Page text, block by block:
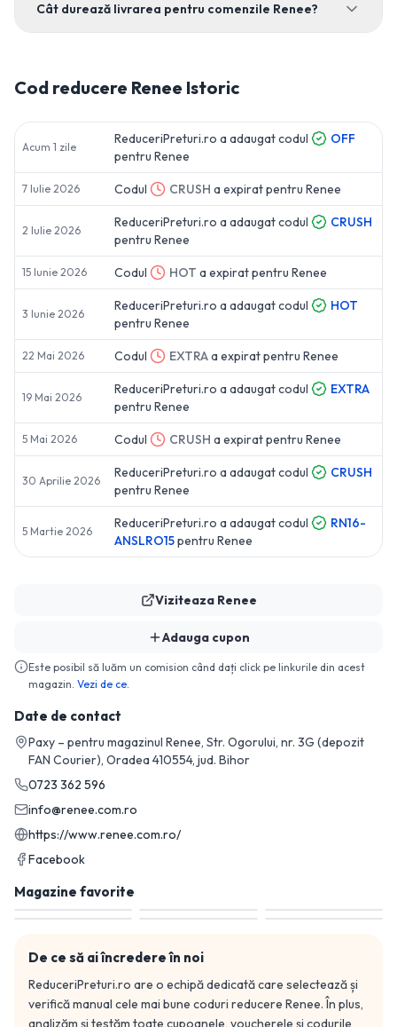
Viziteaza Renee
Adauga cupon
Este posibil să luăm un comision când dați click pe linkurile din acest
magazin. Vezi de ce.
Date de contact
Paxy – pentru magazinul Renee, Str. Ogorului, nr. 3G (depozit
FAN Courier), Oradea 410554, jud. Bihor
0723 362 596
info@renee.com.ro
https://www.renee.com.ro/
Facebook
Magazine favorite
De ce să ai încredere în noi
ReduceriPreturi.ro are o echipă dedicată care selectează și
verifică manual cele mai bune coduri reducere Renee. În plus,
analizăm și testăm toate cupoanele, voucherele și codurile
Cât durează livrarea pentru comenzile Renee?
Cod reducere Renee Istoric
Acum 1 zile
ReduceriPreturi.ro a adaugat codul
OFF
pentru Renee
7 Iulie 2026 Codul CRUSH a expirat pentru Renee
2 Iulie 2026
ReduceriPreturi.ro a adaugat codul
CRUSH
pentru Renee
15 Iunie 2026 Codul HOT a expirat pentru Renee
3 Iunie 2026
ReduceriPreturi.ro a adaugat codul
HOT
pentru Renee
22 Mai 2026 Codul EXTRAa expirat pentru Renee
19 Mai 2026
ReduceriPreturi.ro a adaugat codul
EXTRA
pentru Renee
5 Mai 2026 Codul CRUSH a expirat pentru Renee
30 Aprilie 2026
ReduceriPreturi.ro a adaugat codul
CRUSH
pentru Renee
5 Martie 2026
ReduceriPreturi.ro a adaugat codul
RN16-
ANSLRO15pentru Renee